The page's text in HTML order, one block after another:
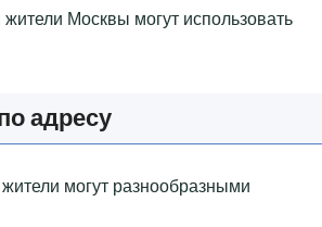
Москвы могут использовать
адресу
могут разнообразными